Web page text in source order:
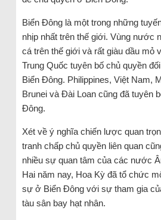
Biển Đông là một trong những
nhịp nhất trên thế giới. Vùng nước
cá trên thế giới và rất giàu dầu mỏ
Trung Quốc tuyên bố chủ quyền
Biển Đông. Philippines, Việt Nam,
Brunei và Đài Loan cũng đã tuyên
Đông.
Xét về ý nghĩa chiến lược quan
tranh chấp chủ quyền liên quan
nhiều sự quan tâm của các nước
Hai năm nay, Hoa Kỳ đã tổ chức
sự ở Biển Đông với sự tham gia
tàu sân bay hạt nhân.